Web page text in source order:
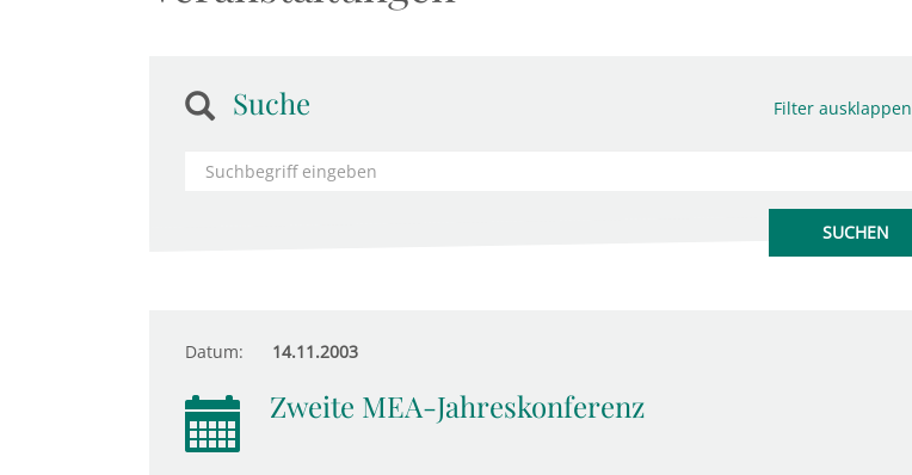
Suche Filter ausklappen
Datum: 14.11.2003
Zweite MEA-Jahreskonferenz